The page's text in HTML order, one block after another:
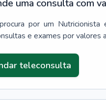
uma consulta com
por um Nutricionista
e exames por valores
teleconsulta